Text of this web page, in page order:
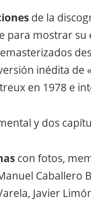
de la
para mostrar
inédita de
en 1978 e
y dos
con fotos,
Caballero
Javier